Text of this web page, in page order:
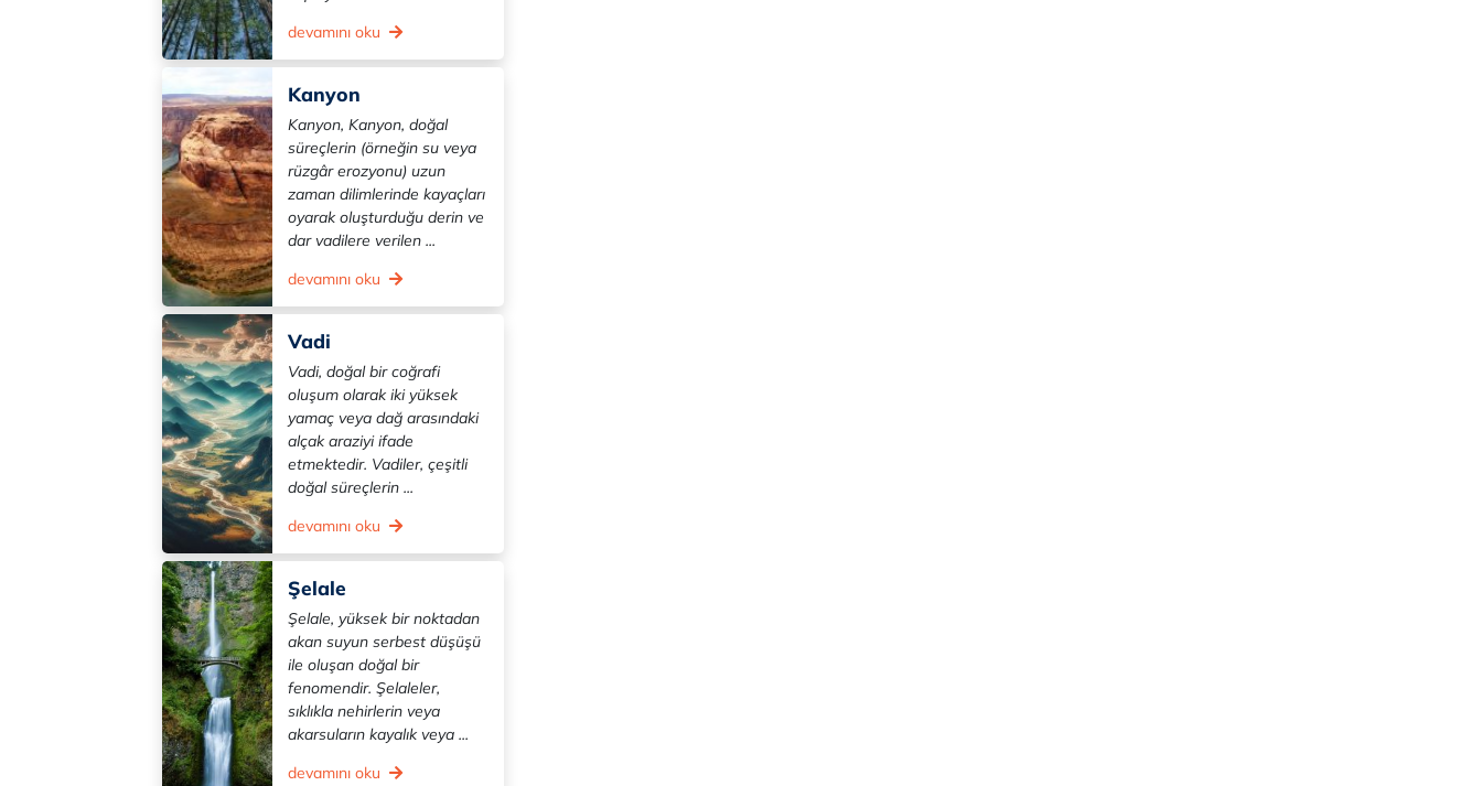
devamını oku
Kanyon
Kanyon, Kanyon, doğal
süreçlerin (örneğin su veya
rüzgâr erozyonu) uzun
zaman dilimlerinde kayaçları
oyarak oluşturduğu derin ve
dar vadilere verilen ...
devamını oku
Vadi
Vadi, doğal bir coğrafi
oluşum olarak iki yüksek
yamaç veya dağ arasındaki
alçak araziyi ifade
etmektedir. Vadiler, çeşitli
doğal süreçlerin ...
devamını oku
Şelale
Şelale, yüksek bir noktadan
akan suyun serbest düşüşü
ile oluşan doğal bir
fenomendir. Şelaleler,
sıklıkla nehirlerin veya
akarsuların kayalık veya ...
devamını oku